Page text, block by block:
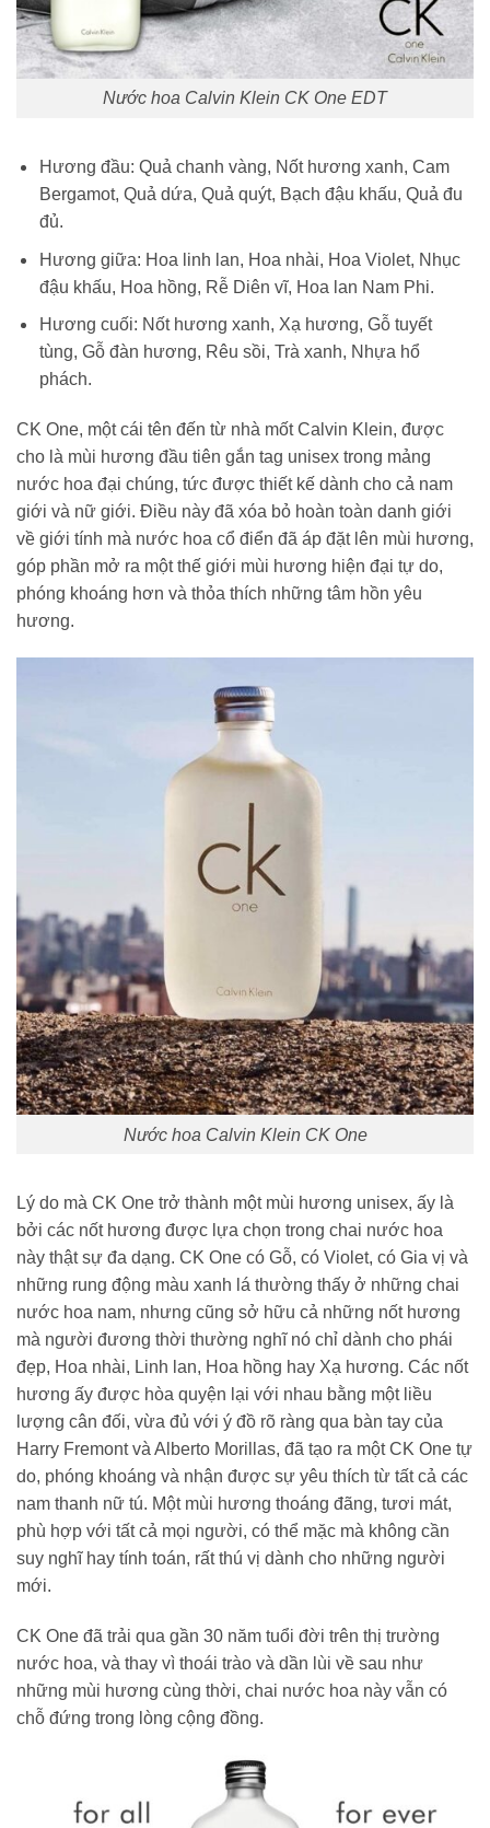
Nước hoa Calvin Klein CK One EDT
Hương đầu: Quả chanh vàng, Nốt hương xanh, Cam
Bergamot, Quả dứa, Quả quýt, Bạch đậu khấu, Quả đu
đủ.
Hương giữa: Hoa linh lan, Hoa nhài, Hoa Violet, Nhục
đậu khấu, Hoa hồng, Rễ Diên vĩ, Hoa lan Nam Phi.
Hương cuối: Nốt hương xanh, Xạ hương, Gỗ tuyết
tùng, Gỗ đàn hương, Rêu sồi, Trà xanh, Nhựa hổ
phách.
CK One, một cái tên đến từ nhà mốt Calvin Klein, được
cho là mùi hương đầu tiên gắn tag unisex trong mảng
nước hoa đại chúng, tức được thiết kế dành cho cả nam
giới và nữ giới. Điều này đã xóa bỏ hoàn toàn danh giới
về giới tính mà nước hoa cổ điển đã áp đặt lên mùi hương,
góp phần mở ra một thế giới mùi hương hiện đại tự do,
phóng khoáng hơn và thỏa thích những tâm hồn yêu
hương.
Nước hoa Calvin Klein CK One
Lý do mà CK One trở thành một mùi hương unisex, ấy là
bởi các nốt hương được lựa chọn trong chai nước hoa
này thật sự đa dạng. CK One có Gỗ, có Violet, có Gia vị và
những rung động màu xanh lá thường thấy ở những chai
nước hoa nam, nhưng cũng sở hữu cả những nốt hương
mà người đương thời thường nghĩ nó chỉ dành cho phái
đẹp, Hoa nhài, Linh lan, Hoa hồng hay Xạ hương. Các nốt
hương ấy được hòa quyện lại với nhau bằng một liều
lượng cân đối, vừa đủ với ý đồ rõ ràng qua bàn tay của
Harry Fremont và Alberto Morillas, đã tạo ra một CK One tự
do, phóng khoáng và nhận được sự yêu thích từ tất cả các
nam thanh nữ tú. Một mùi hương thoáng đãng, tươi mát,
phù hợp với tất cả mọi người, có thể mặc mà không cần
suy nghĩ hay tính toán, rất thú vị dành cho những người
mới.
CK One đã trải qua gần 30 năm tuổi đời trên thị trường
nước hoa, và thay vì thoái trào và dần lùi về sau như
những mùi hương cùng thời, chai nước hoa này vẫn có
chỗ đứng trong lòng cộng đồng.